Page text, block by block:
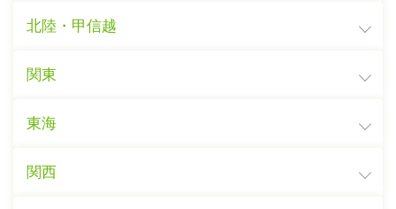
北陸・甲信越
関東
東海
関西